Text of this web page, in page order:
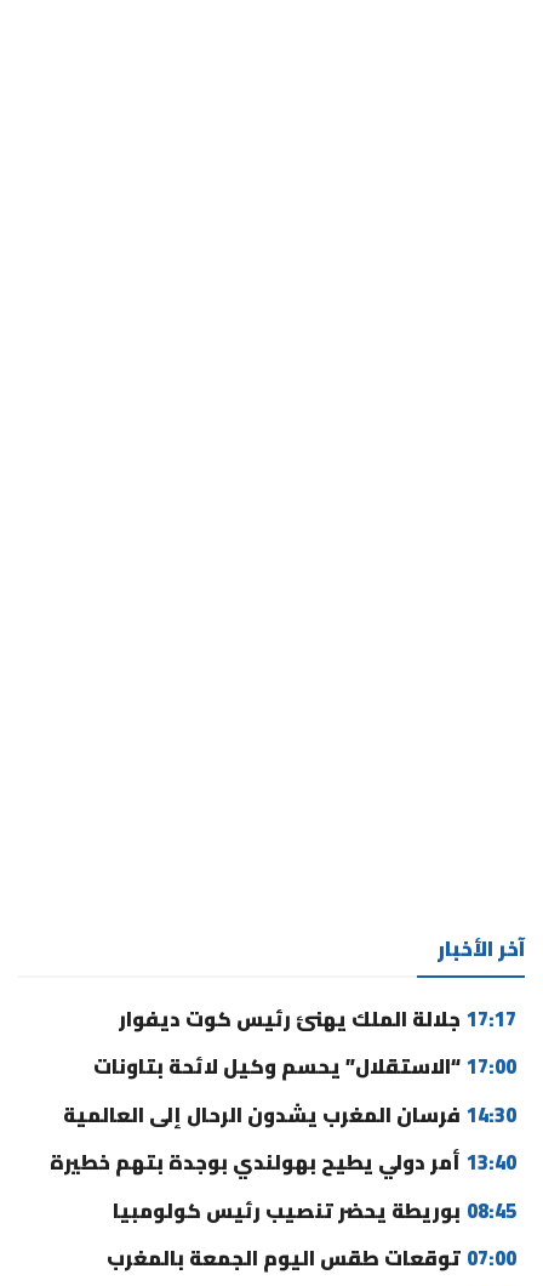
آخر الأخبار
17:17 جلالة الملك يهنئ رئيس كوت ديفوار
17:00“الاستقلال” يحسم وكيل لائحة بتاونات
14:30 فرسان المغرب يشدون الرحال إلى العالمية
13:40 أمر دولي يطيح بهولندي بوجدة بتهم خطيرة
08:45 بوريطة يحضر تنصيب رئيس كولومبيا
07:00 توقعات طقس اليوم الجمعة بالمغرب